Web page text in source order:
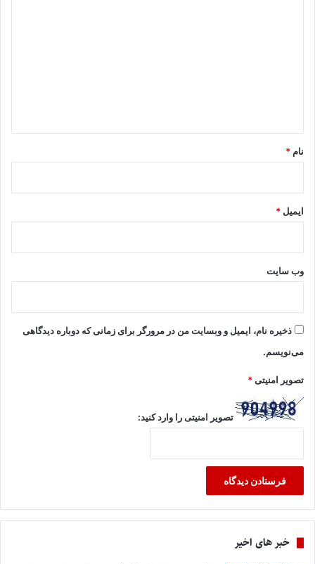
نام *
ایمیل *
وب‌ سایت
ذخیره نام، ایمیل و وبسایت من در مرورگر برای زمانی که دوباره دیدگاهی
می‌نویسم.
تصویر امنیتی*
تصویر امنیتی را وارد کنید:
خبر های اخیر